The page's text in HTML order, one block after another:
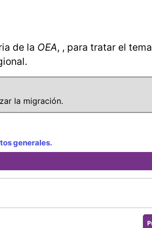
de la OEA, , para tratar el tema
la migración.
generales.